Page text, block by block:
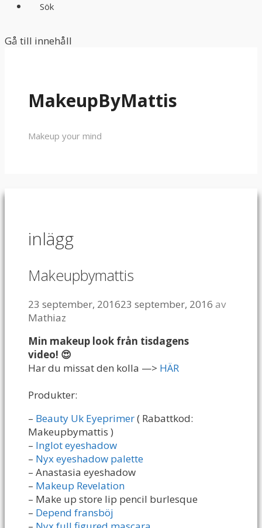
Sök
Gå till innehåll
MakeupByMattis
Makeup your mind
inlägg
Makeupbymattis
23 september, 201623 september, 2016 av
Mathiaz
Min makeup look från tisdagens
video! 😍
Har du missat den kolla —> HÄR
Produkter:
– Beauty Uk Eyeprimer( Rabattkod:
Makeupbymattis )
– Inglot eyeshadow
– Nyx eyeshadow palette
– Anastasia eyeshadow
– Makeup Revelation
– Make up store lip pencil burlesque
– Depend fransböj